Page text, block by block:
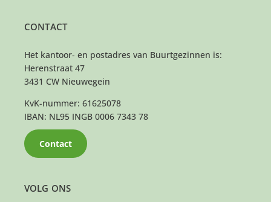
VOLG ONS
CONTACT
Het kantoor- en postadres van Buurtgezinnen is:
Herenstraat 47
3431 CW Nieuwegein
KvK-nummer: 61625078
IBAN: NL95 INGB 0006 7343 78
Contact